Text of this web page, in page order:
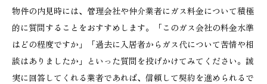
物件の内見時には、管理会社や仲介業者にガス料金について積極
的に質問することをおすすめします。「このガス会社の料金水準
はどの程度ですか」「過去に入居者からガス代について苦情や相
談はありましたか」といった質問を投げかけてみてください。誠
実に回答してくれる業者であれば、信頼して契約を進められるで